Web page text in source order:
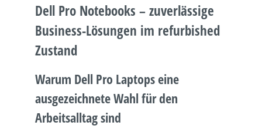
Dell Pro Notebooks – zuverlässige
Business-Lösungen im refurbished
Zustand
Warum Dell Pro Laptops eine
ausgezeichnete Wahl für den
Arbeitsalltag sind